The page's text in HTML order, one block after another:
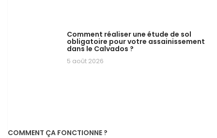
Comment réaliser une étude de sol
obligatoire pour votre assainissement
dans le Calvados ?
5 août 2026
COMMENT ÇA FONCTIONNE ?